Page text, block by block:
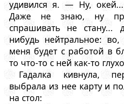
удивился я. — Ну,
Даже не знаю, ну
спрашивать не стану...
нибудь нейтральное:
меня будет с работой в
то что-то с ней как-то
Гадалка кивнула,
выбрала из нее карту и
на стол: